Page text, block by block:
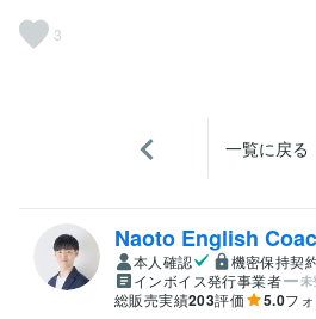
3
一覧に戻る
Naoto English
本人確認
機密保持契
インボイス発行事業者
未
総販売実績203評価 5.0フ